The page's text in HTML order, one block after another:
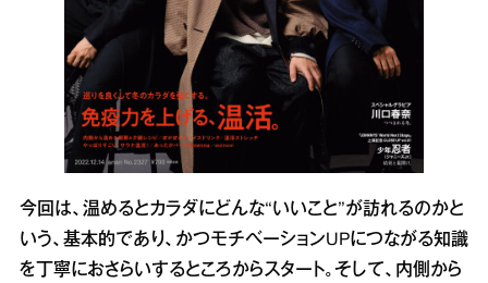
今回は、温めるとカラダにどんな“いいこと”が訪れるのかと
いう、基本的であり、かつモチベーションUPにつながる知識
を丁寧におさらいするところからスタート。そして、内側から